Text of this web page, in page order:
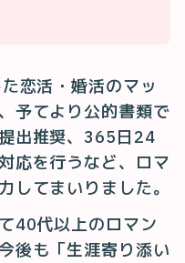
恋活・婚活のマッ
予てより公的書類で
出推奨、365日24
応を行うなど、ロマ
してまいりました。
40代以上のロマン
後も「生涯寄り添い